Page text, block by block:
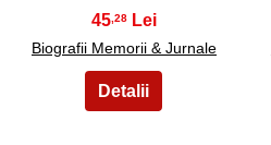
45,28
Biografii Memorii & Jurnale